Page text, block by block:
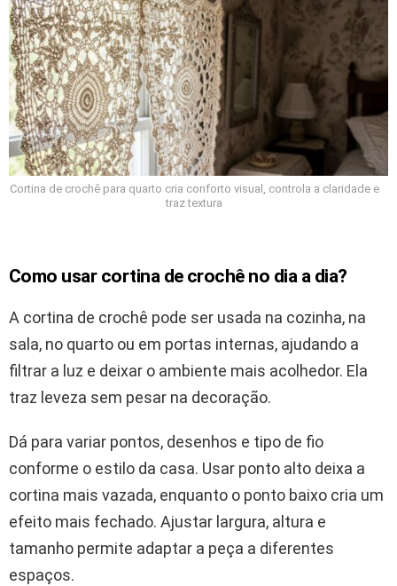
Cortina de crochê para quarto cria conforto visual, controla a claridade e
traz textura
Como usar cortina de crochê no dia a dia?
A cortina de crochê pode ser usada na cozinha, na
sala, no quarto ou em portas internas, ajudando a
filtrar a luz e deixar o ambiente mais acolhedor. Ela
traz leveza sem pesar na decoração.
Dá para variar pontos, desenhos e tipo de fio
conforme o estilo da casa. Usar ponto alto deixa a
cortina mais vazada, enquanto o ponto baixo cria um
efeito mais fechado. Ajustar largura, altura e
tamanho permite adaptar a peça a diferentes
espaços.